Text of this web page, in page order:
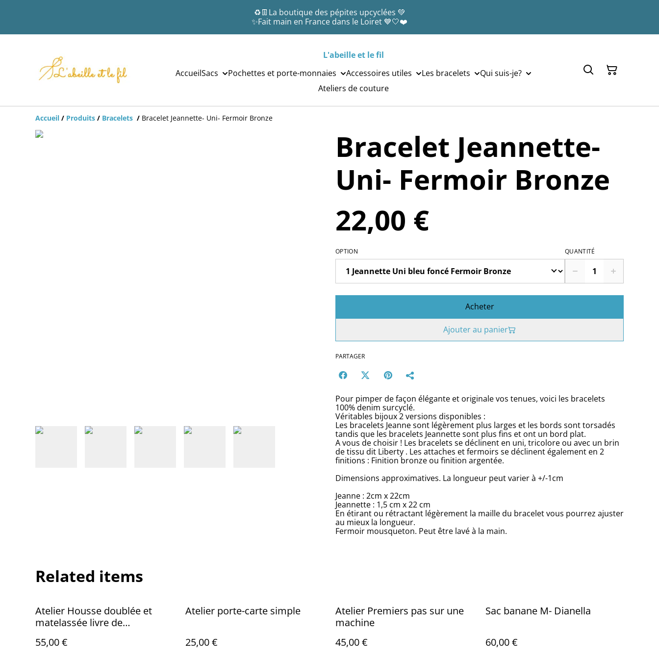
♻️👖La boutique des pépites upcyclées 💚
✨Fait main en France dans le Loiret 💙🤍❤️
L'abeille et le fil
AccueilSacs Pochettes et porte-monnaies Accessoires utiles Les bracelets
Qui suis-je?
Ateliers de couture
Accueil / Produits / Bracelets / Bracelet Jeannette- Uni- Fermoir Bronze
Bracelet Jeannette-
Uni- Fermoir Bronze
22,00 €
OPTION QUANTITÉ
Acheter
Ajouter au panier
PARTAGER
Pour pimper de façon élégante et originale vos tenues, voici les bracelets
100% denim surcyclé.
Véritables bijoux 2 versions disponibles :
Les bracelets Jeanne sont légèrement plus larges et les bords sont torsadés
tandis que les bracelets Jeannette sont plus fins et ont un bord plat.
A vous de choisir ! Les bracelets se déclinent en uni, tricolore ou avec un brin
de tissu dit Liberty . Les attaches et fermoirs se déclinent également en 2
finitions : Finition bronze ou finition argentée.
Dimensions approximatives. La longueur peut varier à +/-1cm
Jeanne : 2cm x 22cm
Jeannette : 1,5 cm x 22 cm
En étirant ou rétractant légèrement la maille du bracelet vous pourrez ajuster
au mieux la longueur.
Fermoir mousqueton. Peut être lavé à la main.
Related items
Atelier Housse doublée et
matelassée livre de
55,00 €
Atelier porte-carte simple
25,00 €
Atelier Premiers pas sur une
machine
45,00 €
Sac banane M- Dianella
60,00 €